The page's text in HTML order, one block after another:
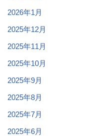
2026年1月
2025年12月
2025年11月
2025年10月
2025年9月
2025年8月
2025年7月
2025年6月